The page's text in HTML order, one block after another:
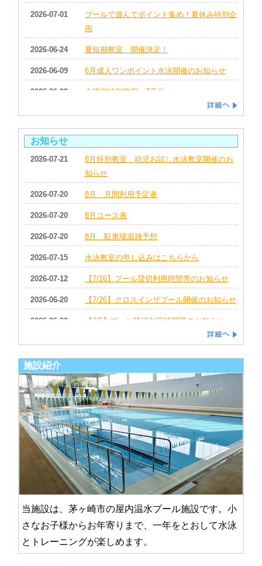
2026-07-01
プールで遊んでポイント集め！夏休み特別企
画
2026-06-24 夏短期教室 開催決定！
2026-06-09 6月成人ワンポイント水泳開催のお知らせ
2026-06-09 会議室特別教室 7月分
2026-05-12 ６月のストレッチ＆ポール
お知らせ
2026-07-21
8月特別教室 幼児お試し水泳教室開催のお
知らせ
2026-07-20 8月 月間利用予定表
2026-07-20 8月コース表
2026-07-20 8月 駐車場混雑予想
2026-07-15 水泳教室の申し込みはこちらから
2026-07-12 【7/26】プール貸切利用時間帯のお知らせ
2026-06-20 【7/26】クロスインザプール開催のお知らせ
2026-06-20 【7/5】プール貸切利用時間帯のお知らせ
2026-06-20
施設紹介
当施設は、茅ヶ崎市の屋内温水プール施設です。小
さなお子様からお年寄りまで、一年をとおして水泳
とトレーニングが楽しめます。